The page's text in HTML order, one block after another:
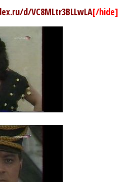
d/VC8MLtr3BLLwLA[/hide]